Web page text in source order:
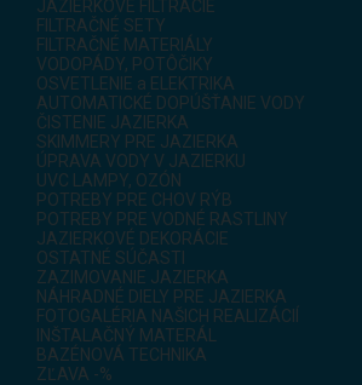
JAZIERKOVÉ FILTRÁCIE
FILTRAČNÉ SETY
FILTRAČNÉ MATERIÁLY
VODOPÁDY, POTÔČIKY
OSVETLENIE a ELEKTRIKA
AUTOMATICKÉ DOPÚŠŤANIE VODY
ČISTENIE JAZIERKA
SKIMMERY PRE JAZIERKA
ÚPRAVA VODY V JAZIERKU
UVC LAMPY, OZÓN
POTREBY PRE CHOV RÝB
POTREBY PRE VODNÉ RASTLINY
JAZIERKOVÉ DEKORÁCIE
OSTATNÉ SÚČASTI
ZAZIMOVANIE JAZIERKA
NÁHRADNÉ DIELY PRE JAZIERKA
FOTOGALÉRIA NAŠICH REALIZÁCIÍ
INŠTALAČNÝ MATERÁL
BAZÉNOVÁ TECHNIKA
ZĽAVA -%